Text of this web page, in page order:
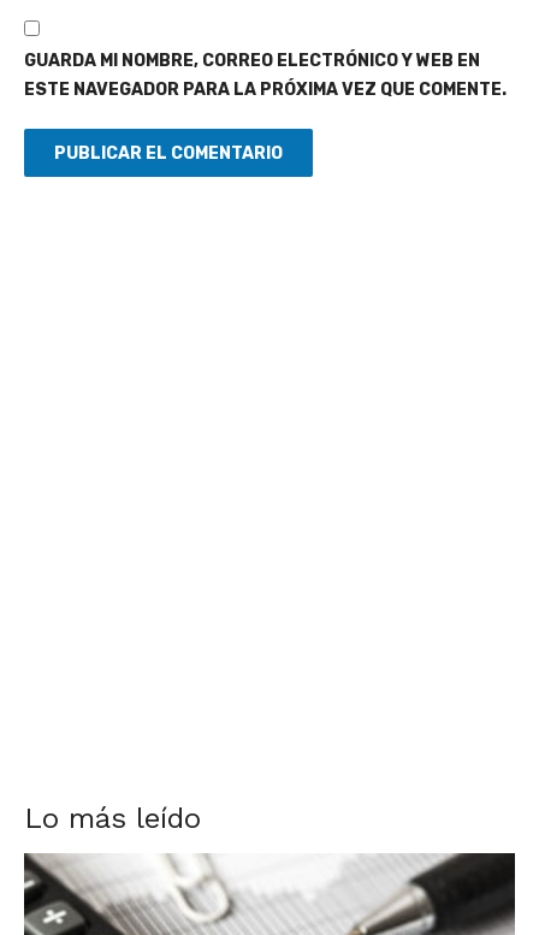
GUARDA MI NOMBRE, CORREO ELECTRÓNICO Y WEB EN
ESTE NAVEGADOR PARA LA PRÓXIMA VEZ QUE COMENTE.
Lo más leído